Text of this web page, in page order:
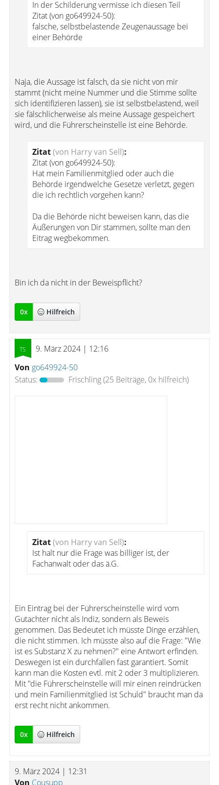
In der Schilderung vermisse ich diesen Teil
Zitat (von go649924-50):
falsche, selbstbelastende Zeugenaussage bei
einer Behörde
Naja, die Aussage ist falsch, da sie nicht von mir
stammt (nicht meine Nummer und die Stimme sollte
sich identifizieren lassen), sie ist selbstbelastend, weil
sie fälschlicherweise als meine Aussage gespeichert
wird, und die Führerscheinstelle ist eine Behörde.
Zitat(von Harry van Sell):
Zitat (von go649924-50):
Hat mein Familienmitglied oder auch die
Behörde irgendwelche Gesetze verletzt, gegen
die ich rechtlich vorgehen kann?
Da die Behörde nicht beweisen kann, das die
Äußerungen von Dir stammen, sollte man den
Eitrag wegbekommen.
Bin ich da nicht in der Beweispflicht?
0x Hilfreich
9. März 2024 | 12:16
Von go649924-50
Status:
Frischling(25 Beiträge, 0x hilfreich)
Zitat(von Harry van Sell):
Ist halt nur die Frage was billiger ist, der
Fachanwalt oder das ä.G.
Ein Eintrag bei der Führerscheinstelle wird vom
Gutachter nicht als Indiz, sondern als Beweis
genommen. Das Bedeutet ich müsste Dinge erzählen,
die nicht stimmen. Ich müsste also auf die Frage: "Wie
ist es Substanz X zu nehmen?" eine Antwort erfinden.
Deswegen ist ein durchfallen fast garantiert. Somit
kann man die Kosten evtl. mit 2 oder 3 multiplizieren.
Mit "die Führerscheinstelle will mir einen reindrücken
und mein Familienmitglied ist Schuld" braucht man da
erst recht nicht ankommen.
0x Hilfreich
9. März 2024 | 12:31
Von Cousupp